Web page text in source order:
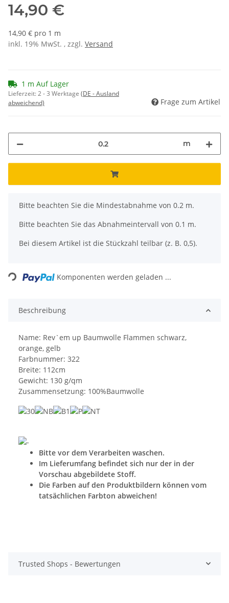
14,90 €
14,90 € pro 1 m
inkl. 19% MwSt. , zzgl. Versand
1 m Auf Lager
Lieferzeit:2 - 3 Werktage (DE - Ausland
abweichend)
Frage zum Artikel
m
x
Bitte beachten Sie die Mindestabnahme von 0.2 m.
Bitte beachten Sie das Abnahmeintervall von 0.1 m.
Bei diesem Artikel ist die Stückzahl teilbar (z. B. 0,5).
Loading... Komponenten werden geladen ...
Beschreibung
Name: Rev`em up Baumwolle Flammen schwarz,
orange, gelb
Farbnummer: 322
Breite: 112cm
Gewicht: 130 g/qm
Zusammensetzung: 100%Baumwolle
Bitte vor dem Verarbeiten waschen.
Im Lieferumfang befindet sich nur der in der
Vorschau abgebildete Stoff.
Die Farben auf den Produktbildern können vom
tatsächlichen Farbton abweichen!
Trusted Shops - Bewertungen